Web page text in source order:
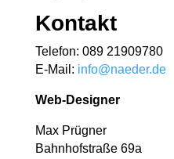
Kontakt
Telefon: 089 21909780
E-Mail: info@naeder.de
Web-Designer
Max Prügner
Bahnhofstraße 69a